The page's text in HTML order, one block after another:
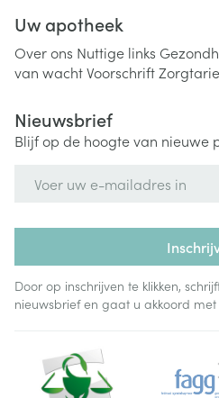
Uw apotheek
Over ons Nuttige links
van wachtVoorschrift
Nieuwsbrief
Blijf op de hoogte van nieuwe
Door op inschrijven te klikken,
nieuwsbrief en gaat u akkoord